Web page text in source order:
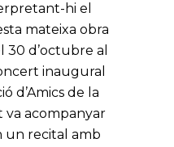
hi el
mateixa obra
d’octubre al
inaugural
d’Amics de la
va acompanyar
un recital amb